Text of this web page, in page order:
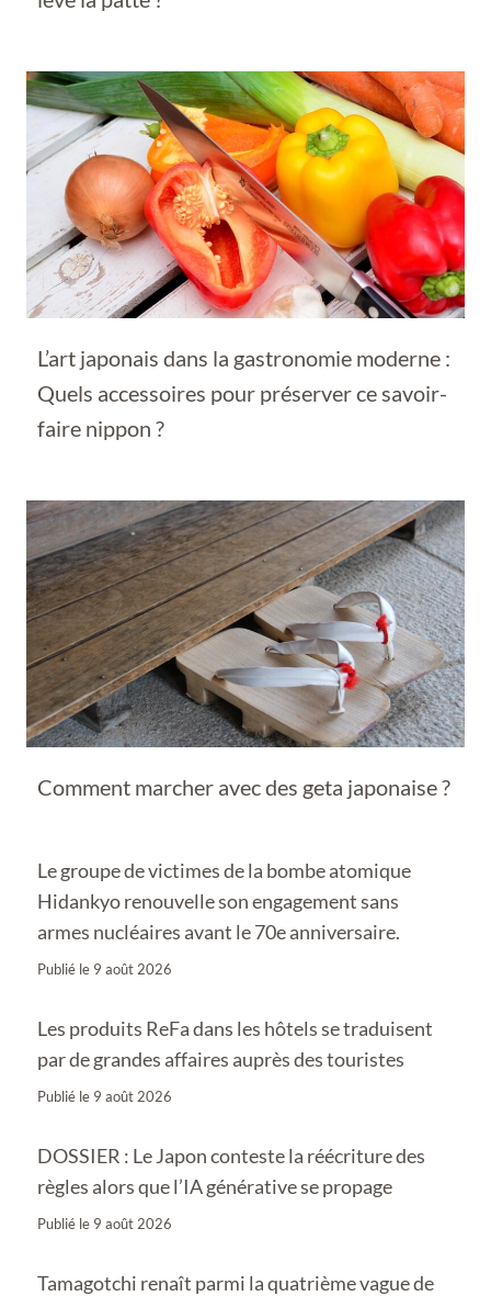
L’art japonais dans la gastronomie moderne :
Quels accessoires pour préserver ce savoir-
faire nippon ?
Comment marcher avec des geta japonaise ?
Le groupe de victimes de la bombe atomique
Hidankyo renouvelle son engagement sans
armes nucléaires avant le 70e anniversaire.
Publié le 9 août 2026
Les produits ReFa dans les hôtels se traduisent
par de grandes affaires auprès des touristes
Publié le 9 août 2026
DOSSIER : Le Japon conteste la réécriture des
règles alors que l’IA générative se propage
Publié le 9 août 2026
Tamagotchi renaît parmi la quatrième vague de